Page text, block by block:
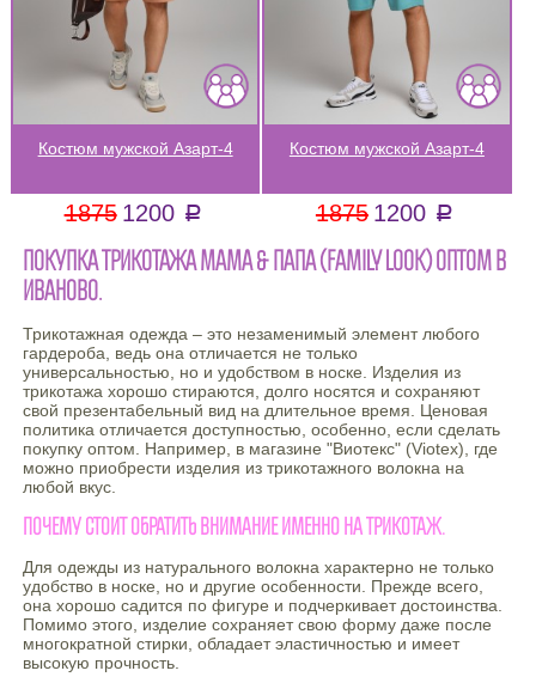
Костюм мужской Азарт-4
1875 1200 a
Костюм мужской Азарт-4
1875 1200 a
ПОКУПКА ТРИКОТАЖА МАМА & ПАПА (FAMILY LOOK) ОПТОМ В
ИВАНОВО.
Трикотажная одежда – это незаменимый элемент любого
гардероба, ведь она отличается не только
универсальностью, но и удобством в носке. Изделия из
трикотажа хорошо стираются, долго носятся и сохраняют
свой презентабельный вид на длительное время. Ценовая
политика отличается доступностью, особенно, если сделать
покупку оптом. Например, в магазине "Виотекс" (Viotex), где
можно приобрести изделия из трикотажного волокна на
любой вкус.
Почему стоит обратить внимание именно на трикотаж.
Для одежды из натурального волокна характерно не только
удобство в носке, но и другие особенности. Прежде всего,
она хорошо садится по фигуре и подчеркивает достоинства.
Помимо этого, изделие сохраняет свою форму даже после
многократной стирки, обладает эластичностью и имеет
высокую прочность.